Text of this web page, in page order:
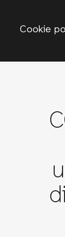
Cookie